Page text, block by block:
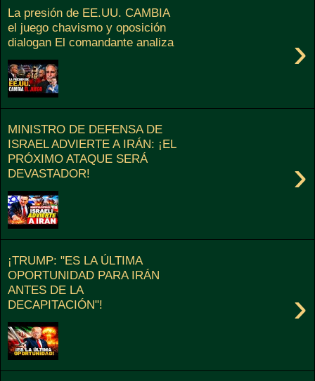
La presión de EE.UU. CAMBIA
el juego chavismo y oposición
dialogan El comandante analiza
›
MINISTRO DE DEFENSA DE
ISRAEL ADVIERTE A IRÁN: ¡EL
PRÓXIMO ATAQUE SERÁ
DEVASTADOR!
›
¡TRUMP: "ES LA ÚLTIMA
OPORTUNIDAD PARA IRÁN
ANTES DE LA
DECAPITACIÓN"!
›